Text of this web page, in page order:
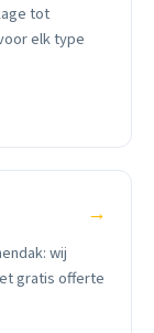
tot
elk type
→
wij
gratis offerte